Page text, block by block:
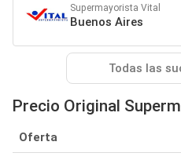
Supermayorista Vital
Buenos Aires
Todas las
Precio Original
Oferta